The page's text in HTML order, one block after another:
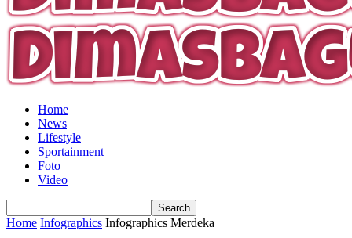
Home
News
Lifestyle
Sportainment
Foto
Video
Home Infographics Infographics Merdeka